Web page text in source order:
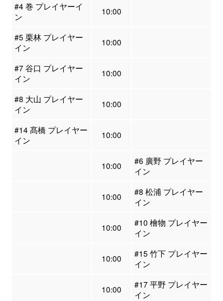
#4 巻 プレイヤーイ
ン
10:00
#5 栗林 プレイヤー
イン
10:00
#7 谷口 プレイヤー
イン
10:00
#8 大山 プレイヤー
イン
10:00
#14 髙橋 プレイヤー
イン
10:00
10:00
#6 廣野 プレイヤー
イン
10:00
#8 松浦 プレイヤー
イン
10:00
#10 檜物 プレイヤー
イン
10:00
#15 竹下 プレイヤー
イン
10:00
#17 平野 プレイヤー
イン